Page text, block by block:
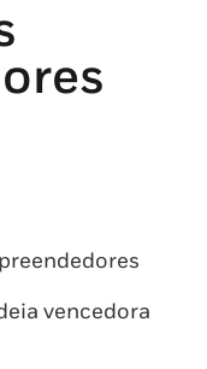
vencedora